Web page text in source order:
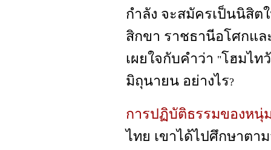
กำลัง จะสมัครเป็นนิสิต
สิกขา ราชธานีอโศกแ
เผยใจกับคำว่า "โฮมไท
มิถุนายน อย่างไร?
การปฏิบัติธรรมของหนุ่
ไทย เขาได้ไปศึกษาต